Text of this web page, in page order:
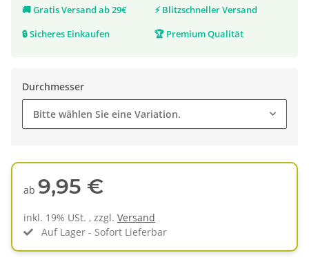
🚚Gratis Versand ab 29€ ⚡ Blitzschneller Versand
🔒Sicheres Einkaufen 🏆 Premium Qualität
Durchmesser
Bitte wählen Sie eine Variation.
ab 9,95 €
inkl. 19% USt. , zzgl. Versand
Auf Lager - Sofort Lieferbar